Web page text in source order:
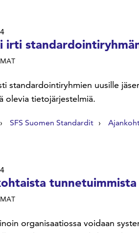
irti
standardointiryhmien uusille
olevia tietojärjestelmiä.
SFS Suomen Standardit
organisaatiossa voidaan